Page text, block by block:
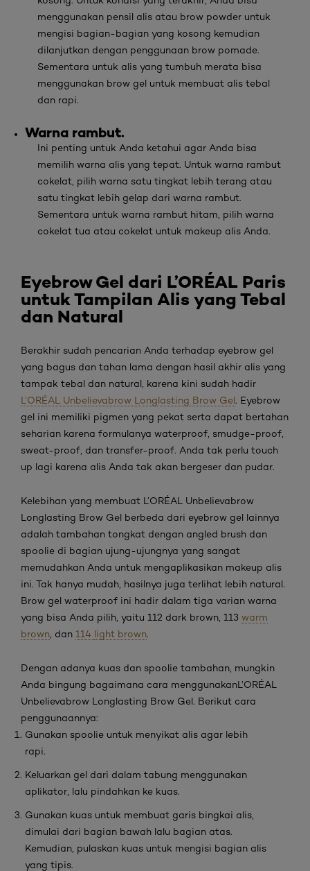
menggunakan pensil alis atau brow powder untuk
mengisi bagian-bagian yang kosong kemudian
dilanjutkan dengan penggunaan brow pomade.
Sementara untuk alis yang tumbuh merata bisa
menggunakan brow gel untuk membuat alis tebal
dan rapi.
Warna rambut.
Ini penting untuk Anda ketahui agar Anda bisa
memilih warna alis yang tepat. Untuk warna rambut
cokelat, pilih warna satu tingkat lebih terang atau
satu tingkat lebih gelap dari warna rambut.
Sementara untuk warna rambut hitam, pilih warna
cokelat tua atau cokelat untuk makeup alis Anda.
Eyebrow Gel dari L’ORÉAL Paris
untuk Tampilan Alis yang Tebal
dan Natural
Berakhir sudah pencarian Anda terhadap eyebrow gel
yang bagus dan tahan lama dengan hasil akhir alis yang
tampak tebal dan natural, karena kini sudah hadir
L’ORÉAL Unbelievabrow Longlasting Brow Gel. Eyebrow
gel ini memiliki pigmen yang pekat serta dapat bertahan
seharian karena formulanya waterproof smudge-proof
sweat-proof , dan transfer-proof. Anda tak perlu touch
up lagi karena alis Anda tak akan bergeser dan pudar.
Kelebihan yang membuat L’ORÉAL Unbelievabrow
Longlasting Brow Gel berbeda dari eyebrow gel lainnya
adalah tambahan tongkat dengan angled brush dan
spoolie di bagian ujung-ujungnya yang sangat
memudahkan Anda untuk mengaplikasikan makeup alis
ini. Tak hanya mudah, hasilnya juga terlihat lebih natural.
Brow gel waterproof ini hadir dalam tiga varian warna
yang bisa Anda pilih, yaitu 112 dark brown , 113 warm
brown , dan 114 light brown.
Dengan adanya kuas dan spoolie tambahan, mungkin
Anda bingung bagaimana cara menggunakanL’ORÉAL
Unbelievabrow Longlasting Brow Gel. Berikut cara
penggunaannya:
Gunakan spoolie untuk menyikat alis agar lebih
rapi.
Keluarkan gel dari dalam tabung menggunakan
aplikator, lalu pindahkan ke kuas.
Gunakan kuas untuk membuat garis bingkai alis,
dimulai dari bagian bawah lalu bagian atas.
Kemudian, pulaskan kuas untuk mengisi bagian alis
yang tipis.